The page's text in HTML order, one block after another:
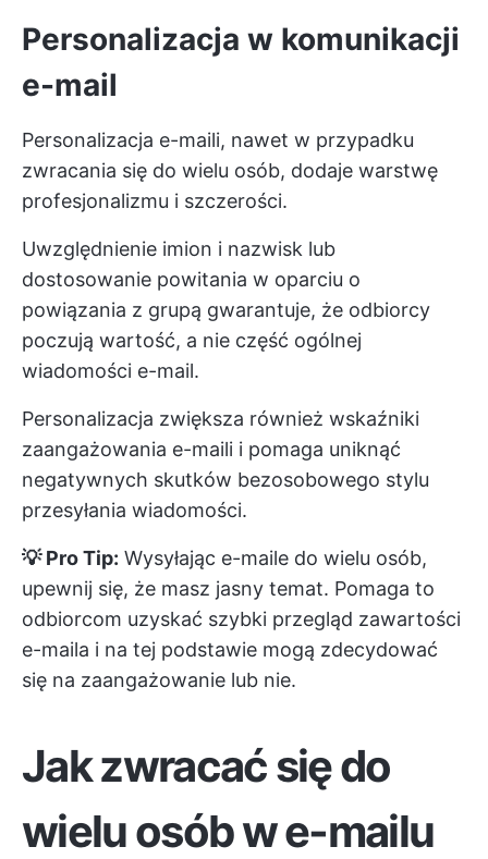
Personalizacja w komunikacji
e-mail
Personalizacja e-maili, nawet w przypadku
zwracania się do wielu osób, dodaje warstwę
profesjonalizmu i szczerości.
Uwzględnienie imion i nazwisk lub
dostosowanie powitania w oparciu o
powiązania z grupą gwarantuje, że odbiorcy
poczują wartość, a nie część ogólnej
wiadomości e-mail.
Personalizacja zwiększa również wskaźniki
zaangażowania e-maili i pomaga uniknąć
negatywnych skutków bezosobowego stylu
przesyłania wiadomości.
💡 Pro Tip: Wysyłając e-maile do wielu osób,
upewnij się, że masz jasny temat. Pomaga to
odbiorcom uzyskać szybki przegląd zawartości
e-maila i na tej podstawie mogą zdecydować
się na zaangażowanie lub nie.
Jak zwracać się do
wielu osób w e-mailu